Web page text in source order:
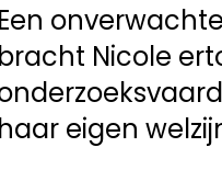
Een
bracht Nicole
haar eigen